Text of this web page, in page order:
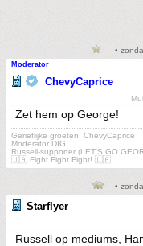
•
Moderator
ChevyCaprice
Zet hem op George!
Gerieflijke groeten, ChevyCaprice
Moderator DIG
Russell-supporter (LET'S GO
🇺🇦 Fight Fight Fight! 🇺🇦
•
Starflyer
Russell op mediums,